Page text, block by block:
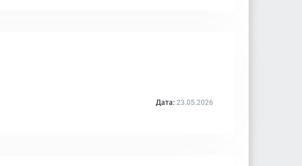
Дата: 23.05.2026